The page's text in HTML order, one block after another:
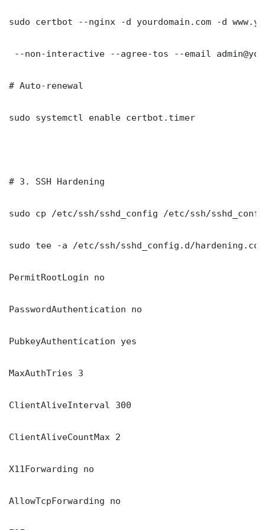
sudo certbot --nginx -d yourdomain.com -d
--non-interactive --agree-tos --email
# Auto-renewal
sudo systemctl enable certbot.timer
# 3. SSH Hardening
sudo cp /etc/ssh/sshd_config /etc/ssh/
sudo tee -a /etc/ssh/sshd_config.d/
PermitRootLogin no
PasswordAuthentication no
PubkeyAuthentication yes
MaxAuthTries 3
ClientAliveInterval 300
ClientAliveCountMax 2
X11Forwarding no
AllowTcpForwarding no